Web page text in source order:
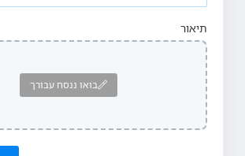
תיאור
בואו ננסח עבורך